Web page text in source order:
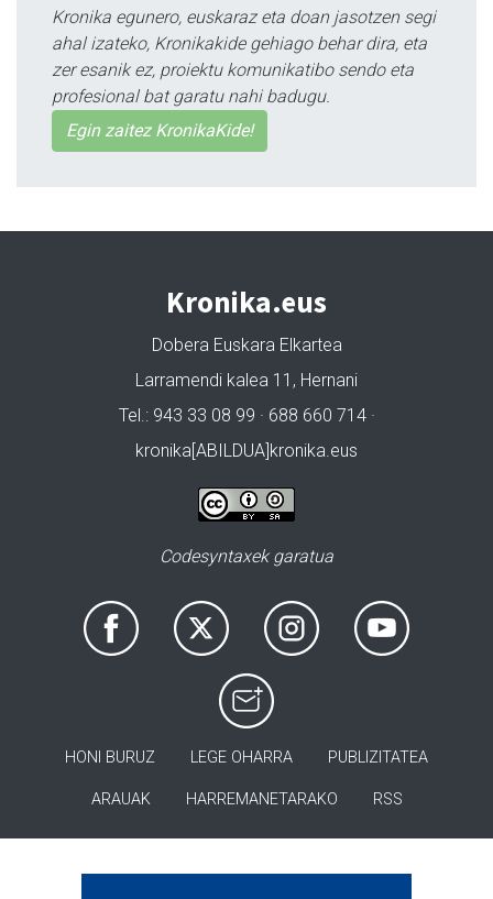
Kronika egunero, euskaraz eta doan jasotzen segi
ahal izateko, Kronikakide gehiago behar dira, eta
zer esanik ez, proiektu komunikatibo sendo eta
profesional bat garatu nahi badugu.
Egin zaitez KronikaKide!
Kronika.eus
Dobera Euskara Elkartea
Larramendi kalea 11, Hernani
Tel.: 943 33 08 99 · 688 660 714 ·
kronika[ABILDUA]kronika.eus
Codesyntaxek garatua
HONI BURUZ LEGE OHARRA PUBLIZITATEA
ARAUAK HARREMANETARAKO RSS